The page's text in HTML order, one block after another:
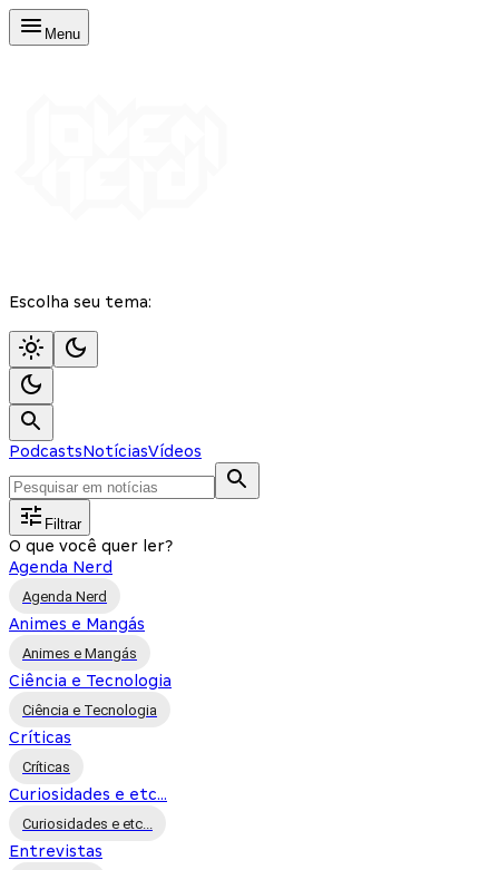
Menu
Escolha seu tema:
PodcastsNotíciasVídeos
Filtrar
O que você quer ler?
Agenda Nerd
Agenda Nerd
Animes e Mangás
Animes e Mangás
Ciência e Tecnologia
Ciência e Tecnologia
Críticas
Críticas
Curiosidades e etc...
Curiosidades e etc...
Entrevistas